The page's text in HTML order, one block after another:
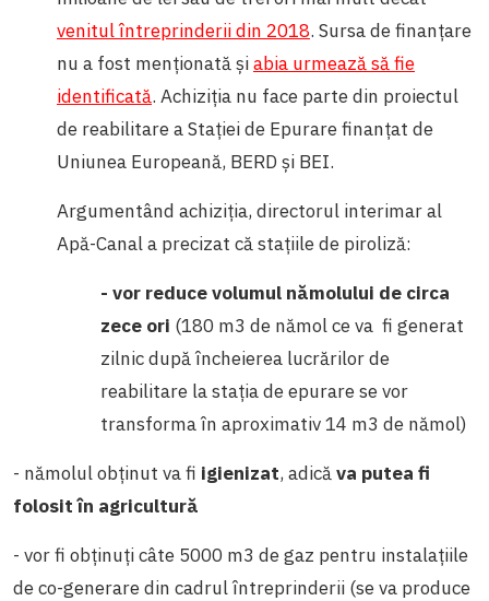
venitul întreprinderii din 2018. Sursa de finanțare
nu a fost menționată șiabia urmează să fie
identificată. Achiziția nu face parte din proiectul
de reabilitare a Stației de Epurare finanțat de
Uniunea Europeană, BERD și BEI.
Argumentând achiziția, directorul interimar al
Apă-Canal a precizat că stațiile de piroliză:
- vor reduce volumul nămolului de circa
zece ori (180 m3 de nămol ce va fi generat
zilnic după încheierea lucrărilor de
reabilitare la stația de epurare se vor
transforma în aproximativ 14 m3 de nămol)
- nămolul obținut va fi igienizat, adicăva putea fi
folosit în agricultură
- vor fi obținuți câte 5000 m3 de gaz pentru instalațiile
de co-generare din cadrul întreprinderii (se va produce